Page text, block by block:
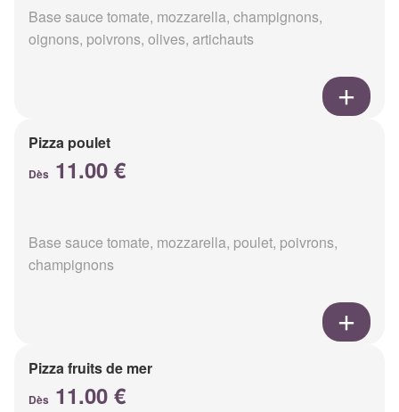
Base sauce tomate, mozzarella, champignons,
oignons, poivrons, olives, artichauts
Pizza poulet
Dès 11.00 €
Base sauce tomate, mozzarella, poulet, poivrons,
champignons
Pizza fruits de mer
Dès 11.00 €